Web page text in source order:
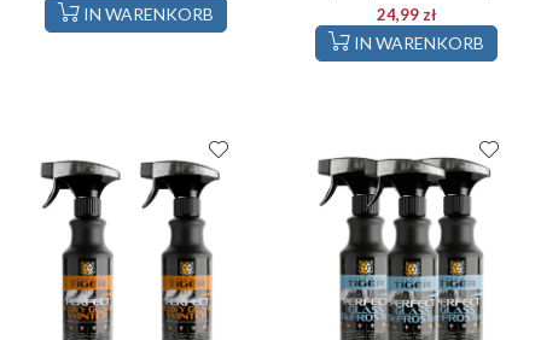
IN WARENKORB 24,99 zł
IN WARENKORB